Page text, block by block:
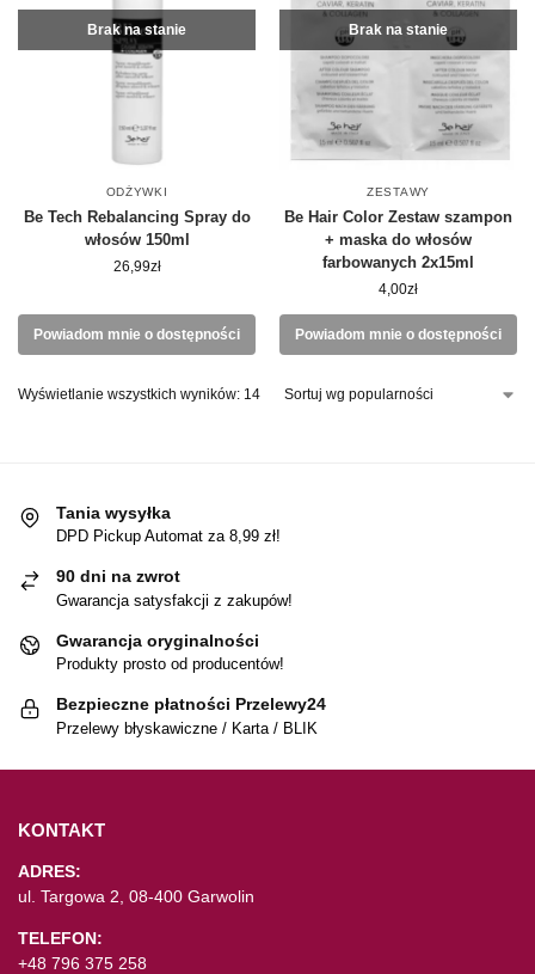
Brak na stanie
ODŻYWKI
Be Tech Rebalancing Spray do
włosów 150ml
26,99zł
Powiadom mnie o dostępności
Brak na stanie
ZESTAWY
Be Hair Color Zestaw szampon
+ maska do włosów
farbowanych 2x15ml
4,00zł
Powiadom mnie o dostępności
Wyświetlanie wszystkich wyników: 14
Tania wysyłka
DPD Pickup Automat za 8,99 zł!
90 dni na zwrot
Gwarancja satysfakcji z zakupów!
Gwarancja oryginalności
Produkty prosto od producentów!
Bezpieczne płatności Przelewy24
Przelewy błyskawiczne / Karta / BLIK
KONTAKT
ADRES:
ul. Targowa 2, 08-400 Garwolin
TELEFON:
+48 796 375 258